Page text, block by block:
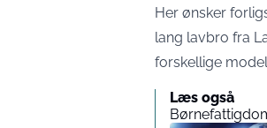
Her ønsker
lang lavbro fra
forskellige
Læs også